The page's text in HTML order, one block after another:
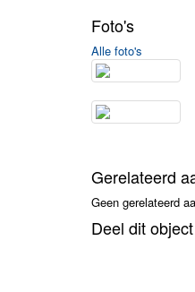
Foto's
Alle foto's
Gerelateerd
Geen gerelateerd
Deel dit object